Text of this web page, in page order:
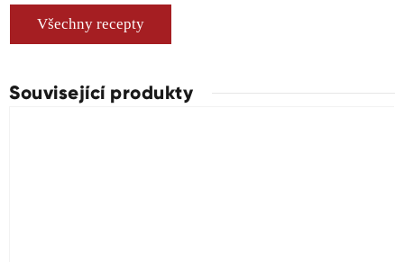
Související produkty
Všechny recepty